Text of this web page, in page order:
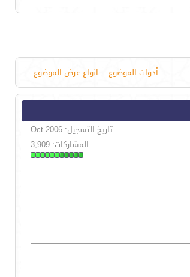
أدوات الموضوع انواع عرض الموضوع
تاريخ التسجيل: Oct 2006
المشاركات: 3,909